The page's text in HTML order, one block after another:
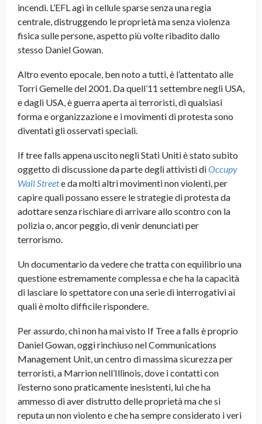
incendi. L’EFL agì in cellule sparse senza una regia
centrale, distruggendo le proprietà ma senza violenza
fisica sulle persone, aspetto più volte ribadito dallo
stesso Daniel Gowan.
Altro evento epocale, ben noto a tutti, è l’attentato alle
Torri Gemelle del 2001. Da quell’11 settembre negli USA,
e dagli USA, è guerra aperta ai terroristi, di qualsiasi
forma e organizzazione e i movimenti di protesta sono
diventati gli osservati speciali.
If tree falls appena uscito negli Stati Uniti è stato subito
oggetto di discussione da parte degli attivisti diOccupy
Wall Streete da molti altri movimenti non violenti, per
capire quali possano essere le strategie di protesta da
adottare senza rischiare di arrivare allo scontro con la
polizia o, ancor peggio, di venir denunciati per
terrorismo.
Un documentario da vedere che tratta con equilibrio una
questione estremamente complessa e che ha la capacità
di lasciare lo spettatore con una serie di interrogativi ai
quali è molto difficile rispondere.
Per assurdo, chi non ha mai visto If Tree a falls è proprio
Daniel Gowan, oggi rinchiuso nel Communications
Management Unit, un centro di massima sicurezza per
terroristi, a Marrion nell’Illinois, dove i contatti con
l’esterno sono praticamente inesistenti, lui che ha
ammesso di aver distrutto delle proprietà ma che si
reputa un non violento e che ha sempre considerato i veri